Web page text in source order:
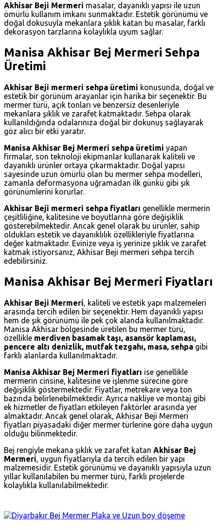
Akhisar Beji Mermeri masalar, dayanıklı yapısı ile uzun
ömürlü kullanım imkanı sunmaktadır. Estetik görünümü ve
doğal dokusuyla mekanlara şıklık katan bu masalar, farklı
dekorasyon tarzlarına kolaylıkla uyum sağlar.
Manisa Akhisar Bej Mermeri Sehpa
Üretimi
Akhisar Beji mermeri sehpa üretimi konusunda, doğal ve
estetik bir görünüm arayanlar için harika bir seçenektir. Bu
mermer türü, açık tonları ve benzersiz desenleriyle
mekanlara şıklık ve zarafet katmaktadır. Sehpa olarak
kullanıldığında odalarınıza doğal bir dokunuş sağlayarak
göz alıcı bir etki yaratır.
Manisa Akhisar Bej Mermeri sehpa üretimi yapan
firmalar, son teknoloji ekipmanlar kullanarak kaliteli ve
dayanıklı ürünler ortaya çıkarmaktadır. Doğal yapısı
sayesinde uzun ömürlü olan bu mermer sehpa modelleri,
zamanla deformasyona uğramadan ilk günkü gibi şık
görünümlerini korurlar.
Akhisar Beji mermeri sehpa fiyatları genellikle mermerin
çeşitliliğine, kalitesine ve boyutlarına göre değişiklik
gösterebilmektedir. Ancak genel olarak bu ürünler, sahip
oldukları estetik ve dayanıklılık özellikleriyle fiyatlarına
değer katmaktadır. Evinize veya iş yerinize şıklık ve zarafet
katmak istiyorsanız, Akhisar Beji mermeri sehpa tercih
edebilirsiniz.
Manisa Akhisar Bej Mermeri Fiyatları
Akhisar Beji Mermeri , kaliteli ve estetik yapı malzemeleri
arasında tercih edilen bir seçenektir. Hem dayanıklı yapısı
hem de şık görünümü ile pek çok alanda kullanılmaktadır.
Manisa Akhisar bölgesinde üretilen bu mermer türü,
özellikle merdiven basamak taşı, asansör kaplaması,
pencere altı denizlik, mutfak tezgahı, masa, sehpa gibi
farklı alanlarda kullanılmaktadır.
Manisa Akhisar Bej Mermeri fiyatları ise genellikle
mermerin cinsine, kalitesine ve işlenme sürecine göre
değişiklik göstermektedir. Fiyatlar, metrekare veya ton
bazında belirlenebilmektedir. Ayrıca nakliye ve montaj gibi
ek hizmetler de fiyatları etkileyen faktörler arasında yer
almaktadır. Ancak genel olarak, Akhisar Beji Mermeri
fiyatları piyasadaki diğer mermer türlerine göre daha uygun
olduğu bilinmektedir.
Bej rengiyle mekana şıklık ve zarafet katan Akhisar Bej
Mermeri , uygun fiyatlarıyla da tercih edilen bir yapı
malzemesidir. Estetik görünümü ve dayanıklı yapısıyla uzun
yıllar kullanılabilen bu mermer türü, farklı projelerde
kolaylıkla kullanılabilmektedir.